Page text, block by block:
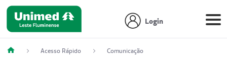
Login
Acesso Rápido
Comunicação